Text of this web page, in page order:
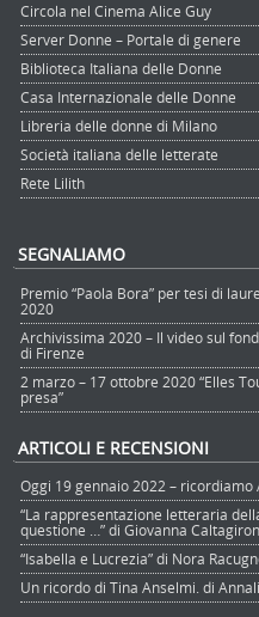
Circola nel Cinema Alice Guy
Server Donne – Portale di genere
Biblioteca Italiana delle Donne
Casa Internazionale delle Donne
Libreria delle donne di Milano
Società italiana delle letterate
Rete Lilith
SEGNALIAMO
Premio “Paola Bora” per tesi di
2020
Archivissima 2020 – Il video sul
di Firenze
2 marzo – 17 ottobre 2020 “Elles
presa”
ARTICOLI E RECENSIONI
Oggi 19 gennaio 2022 – ricordiamo
“La rappresentazione letteraria
questione …” di Giovanna
“Isabella e Lucrezia” di Nora
Un ricordo di Tina Anselmi. di